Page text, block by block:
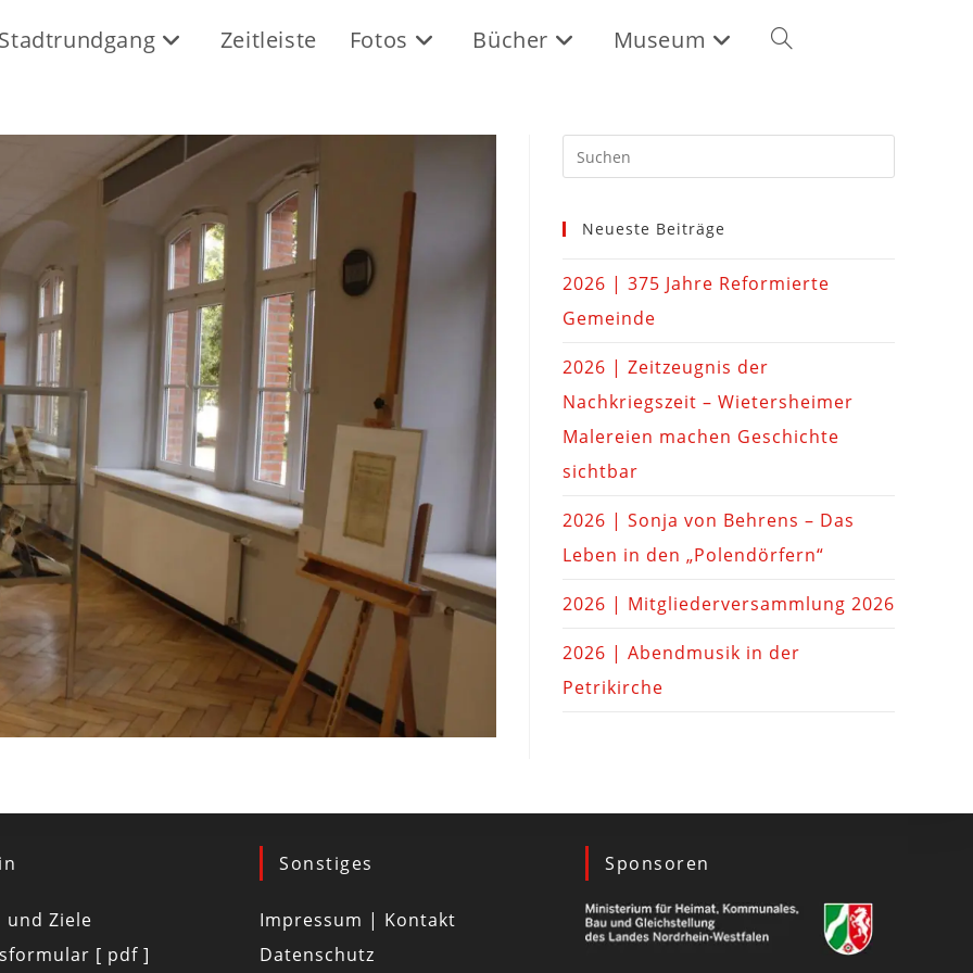
Zeitleiste Fotos Bücher Museum
Neueste Beiträge
2026 | 375 Jahre Reformierte
Gemeinde
2026 | Zeitzeugnis der
Nachkriegszeit – Wietersheimer
Malereien machen Geschichte
sichtbar
2026 | Sonja von Behrens – Das
Leben in den „Polendörfern“
2026 | Mitgliederversammlung 2026
2026 | Abendmusik in der
Petrikirche
und Ziele
[ pdf ]
Sonstiges
Impressum | Kontakt
Datenschutz
Sponsoren